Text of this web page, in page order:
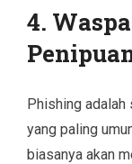
4.
Phishing adalah
yang paling
biasanya akan